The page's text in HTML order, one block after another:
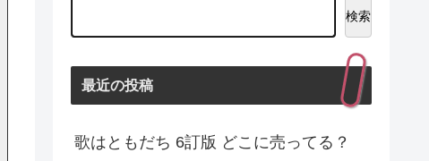
検索
最近の投稿
歌はともだち 6訂版 どこに売ってる？